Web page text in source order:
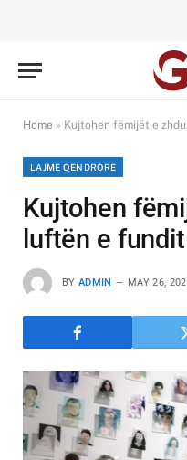
Home » Kujtohen fëmijët e
LAJME QENDRORE
Kujtohen
luftën e
BY ADMIN MAY 26,